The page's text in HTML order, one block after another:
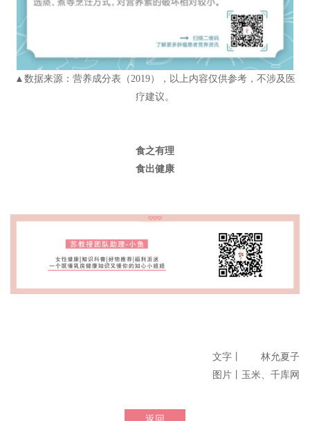
▲数据来源：营养成分表（2019），以上内容仅供参考，不涉及医
疗建议。
食之有理
食出健康
文字丨 林允夏子
图片丨玉米、千库网